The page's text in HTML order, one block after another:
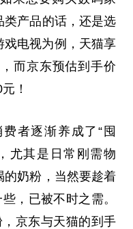
类产品的话，还是选
戏电视为例，天猫享
而京东预估到手价
！
者逐渐养成了“囤
尤其是日常刚需物
的奶粉，当然要趁着
，已被不时之需。
京东与天猫的到手